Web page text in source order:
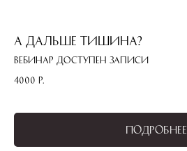
А дальше тишина?
Вебинар доступен записи
4000 р.
Подробнее